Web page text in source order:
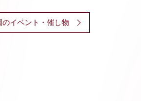
のイベント・催し物